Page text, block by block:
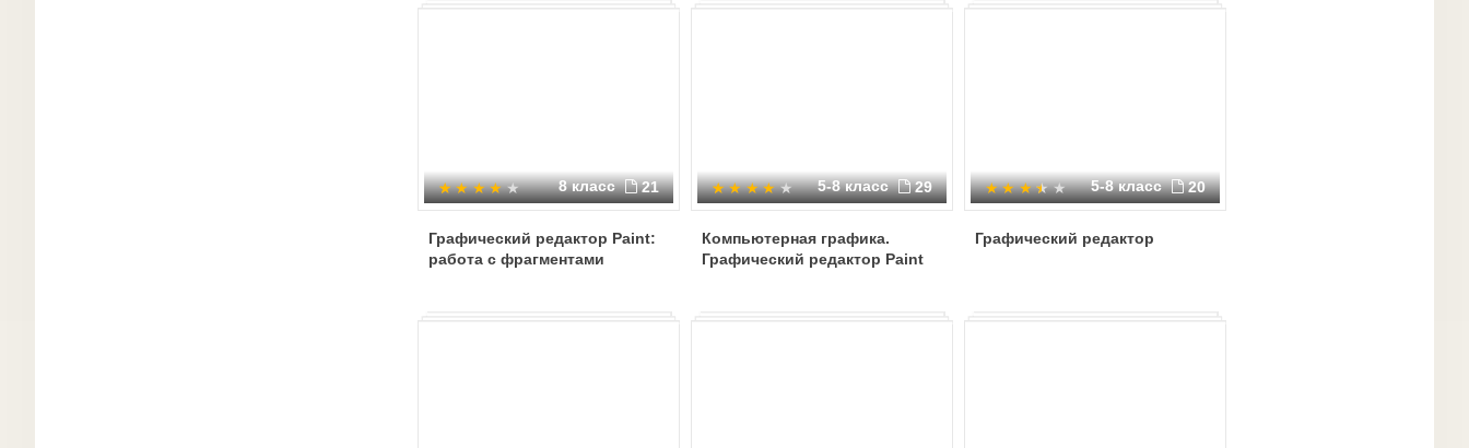
8 класс 21
Графический редактор Paint:
работа с фрагментами
5-8 класс 29
Компьютерная графика.
Графический редактор Paint
5-8 класс 20
Графический редактор